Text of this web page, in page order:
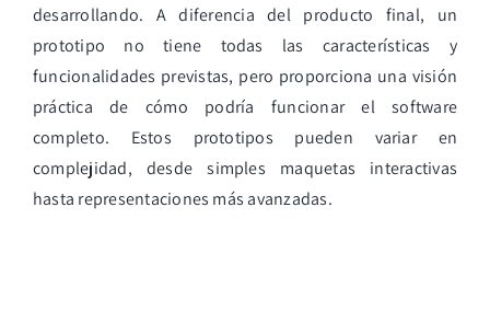
desarrollando. A diferencia del producto final, un
prototipo no tiene todas las características y
funcionalidades previstas, pero proporciona una visión
práctica de cómo podría funcionar el software
completo. Estos prototipos pueden variar en
complejidad, desde simples maquetas interactivas
hasta representaciones más avanzadas.